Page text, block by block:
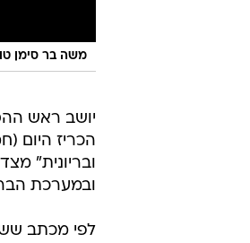
משה בר סימן
יושב ראש
הכריז היום
ובריונית"
ובמערכת
לפי מכתב